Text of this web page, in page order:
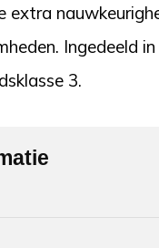
extra
Ingedeeld in
3.